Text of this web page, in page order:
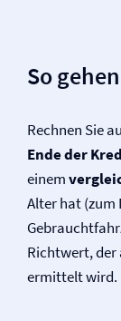
So
Rechnen Sie
Ende der
einem
Alter hat (zum
Richtwert, der
ermittelt wird.